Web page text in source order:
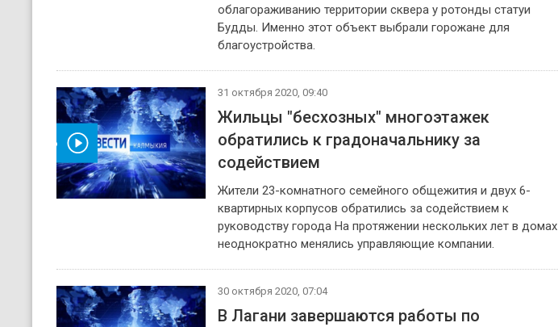
облагораживанию территории сквера у ротонды статуи
Будды. Именно этот объект выбрали горожане для
благоустройства.
видео
31 октября 2020, 09:40
Жильцы "бесхозных" многоэтажек
обратились к градоначальнику за
содействием
Жители 23-комнатного семейного общежития и двух 6-
квартирных корпусов обратились за содействием к
руководству города На протяжении нескольких лет в домах
неоднократно менялись управляющие компании.
30 октября 2020, 07:04
В Лагани завершаются работы по